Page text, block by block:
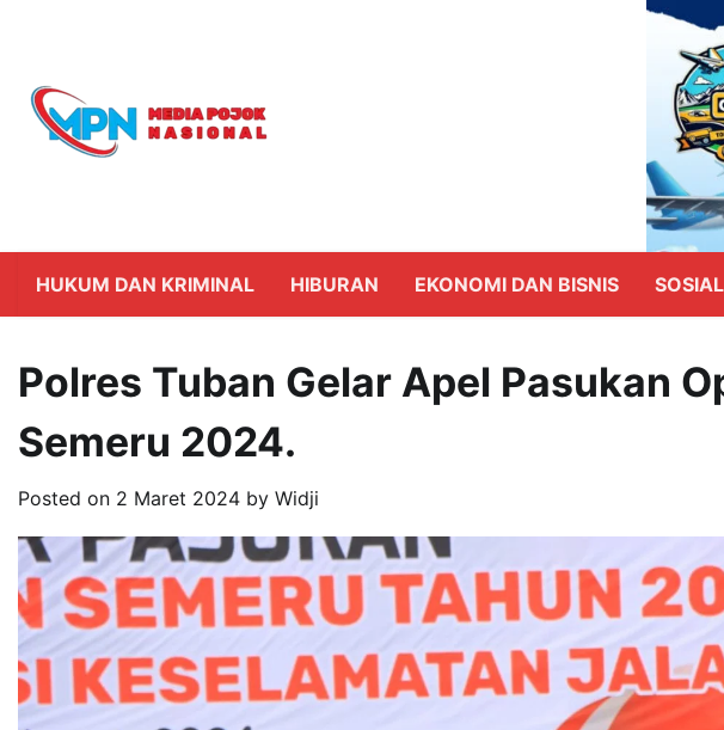
HUKUM DAN KRIMINAL HIBURAN EKONOMI DAN BISNIS SOSIAL
Polres Tuban Gelar Apel Pasukan
Semeru 2024.
Posted on 2 Maret 2024 by Widji